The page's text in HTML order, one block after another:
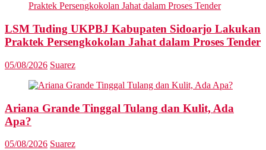
LSM Tuding UKPBJ Kabupaten Sidoarjo Lakukan
Praktek Persengkokolan Jahat dalam Proses Tender
05/08/2026 Suarez
Ariana Grande Tinggal Tulang dan Kulit, Ada
Apa?
05/08/2026 Suarez